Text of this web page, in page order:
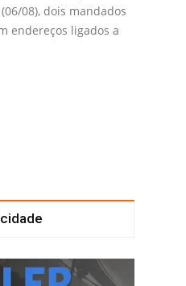
08), dois mandados
endereços ligados a